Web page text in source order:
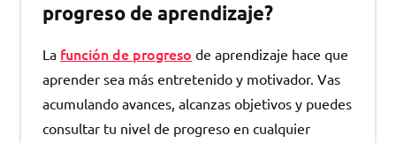
progreso de aprendizaje?
La función de progreso de aprendizaje hace que
aprender sea más entretenido y motivador. Vas
acumulando avances, alcanzas objetivos y puedes
consultar tu nivel de progreso en cualquier